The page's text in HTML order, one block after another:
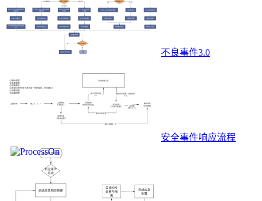
不良事件3.0
安全事件响应流程